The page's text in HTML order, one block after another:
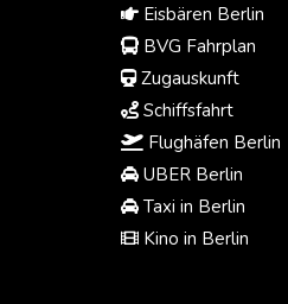
Eisbären Berlin
BVG Fahrplan
Zugauskunft
Schiffsfahrt
Flughäfen Berlin
UBER Berlin
Taxi in Berlin
Kino in Berlin